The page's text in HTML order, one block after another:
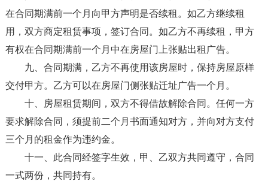
在合同期满前一个月向甲方声明是否续租。如乙方继续租
用，双方商定租赁事项，签订合同。如乙方不再续租，甲方
有权在合同期满前一个月中在房屋门上张贴出租广告。
九、合同期满，乙方不再使用该房屋时，保持房屋原样
交付甲方。乙方可以在房屋门侧张贴迁址广告一个月。
十、房屋租赁期间，双方不得借故解除合同。任何一方
要求解除合同，须提前二个月书面通知对方，并向对方支付
三个月的租金作为违约金。
十一、此合同经签字生效，甲、乙双方共同遵守，合同
一式两份，共同持有。